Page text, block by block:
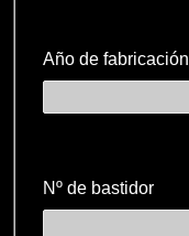
Año de fabricación
Nº de bastidor